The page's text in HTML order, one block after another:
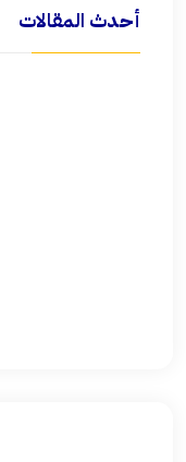
أحدث المقالات